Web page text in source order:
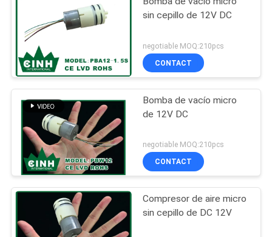
CALIDAD
ÉNTRENOS
EN
CONTACTO
CON
NOTICIAS
DEL
sin cepillo de 12V DC
negotiable MOQ:210pcs
CONTACT
Bomba de vacío micro
de 12V DC
negotiable MOQ:210pcs
CONTACT
Compresor de aire micro
sin cepillo de DC 12V